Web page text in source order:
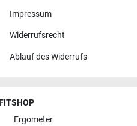
Impressum
Widerrufsrecht
Ablauf des Widerrufs
Ergometer